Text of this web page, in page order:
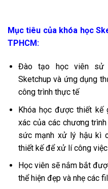
Mục tiêu của khóa học
TPHCM:
Đào tạo học viên sử
Sketchup và ứng dụng
công trình thực tế
Khóa học được thiết kế
xác của các chương
sức mạnh xử lý hậu kì
thiết kế để xử lí công
Học viên sẽ nắm bắt
thể hiện đẹp và nhẹ các